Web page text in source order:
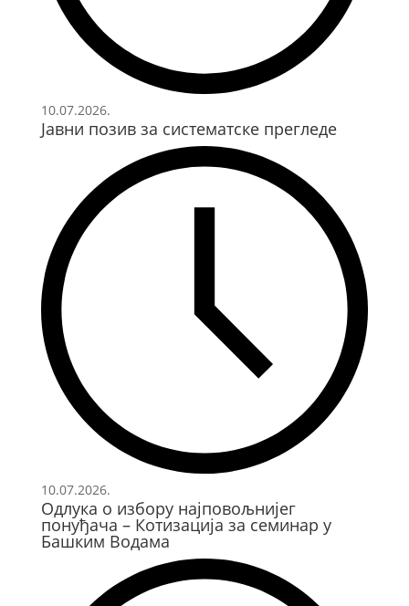
10.07.2026.
Јавни позив за систематске прегледе
10.07.2026.
Одлука о избору најповољнијег
понуђача – Котизација за семинар у
Башким Водама